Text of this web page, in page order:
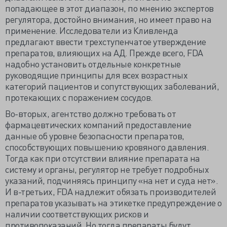
попадающее в этот диапазон, по мнению экспертов
регулятора, достойно внимания, но имеет право на
применение. Исследователи из Кливленда
предлагают ввести трехступенчатое утверждение
препаратов, влияющих на АД. Прежде всего, FDA
надобно установить отдельные конкретные
руководящие принципы для всех возрастных
категорий пациентов и сопутствующих заболеваний,
протекающих с поражением сосудов.
Во-вторых, агентство должно требовать от
фармацевтических компаний предоставление
данные об уровне безопасности препаратов,
способствующих повышению кровяного давления.
Тогда как при отсутствии влияние препарата на
систему и органы, регулятор не требует подробных
указаний, подчиняясь принципу «на нет и суда нет».
И в-третьих, FDA надлежит обязать производителей
препаратов указывать на этикетке предупреждение о
наличии соответствующих рисков и